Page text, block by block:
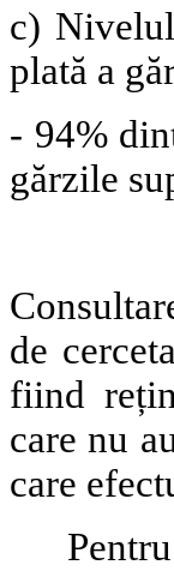
c)
plată a
- 94%
gărzile
de
fiind
care nu
care